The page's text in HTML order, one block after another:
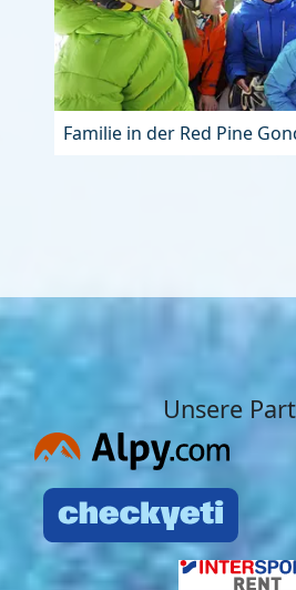
Familie in der Red Pine
Unsere